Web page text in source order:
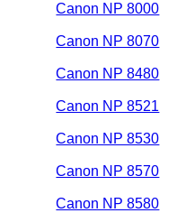
Canon NP 8000
Canon NP 8070
Canon NP 8480
Canon NP 8521
Canon NP 8530
Canon NP 8570
Canon NP 8580